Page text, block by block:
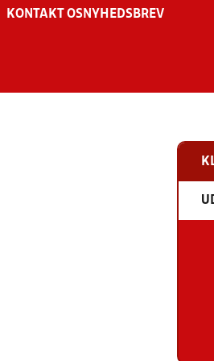
KONTAKT OS NYHEDSBREV